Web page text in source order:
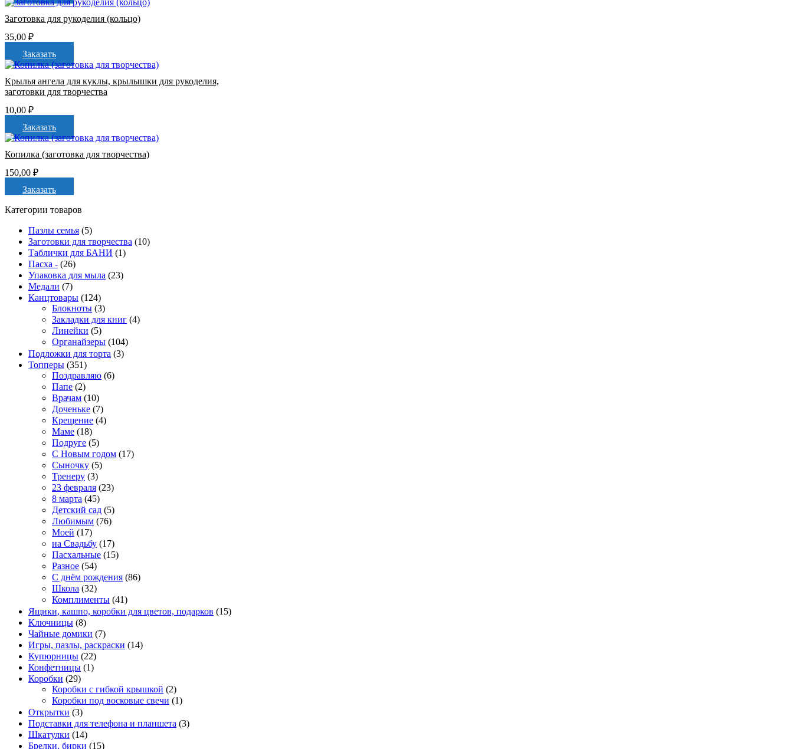
Заготовка для рукоделия (кольцо)
35,00 ₽
Заказать
Крылья ангела для куклы, крылышки для рукоделия,
заготовки для творчества
10,00 ₽
Заказать
Копилка (заготовка для творчества)
150,00 ₽
Заказать
Категории товаров
Пазлы семья (5)
Заготовки для творчества (10)
Таблички для БАНИ (1)
Пасха - (26)
Упаковка для мыла (23)
Медали (7)
Канцтовары (124)
Блокноты (3)
Закладки для книг (4)
Линейки (5)
Органайзеры (104)
Подложки для торта (3)
Топперы (351)
Поздравляю (6)
Папе (2)
Врачам (10)
Доченьке (7)
Крещение (4)
Маме (18)
Подруге (5)
С Новым годом (17)
Сыночку (5)
Тренеру (3)
23 февраля (23)
8 марта (45)
Детский сад (5)
Любимым (76)
Моей (17)
на Свадьбу (17)
Пасхальные (15)
Разное (54)
С днём рождения (86)
Школа (32)
Комплименты (41)
Ящики, кашпо, коробки для цветов, подарков (15)
Ключницы (8)
Чайные домики (7)
Игры, пазлы, раскраски (14)
Купюрницы (22)
Конфетницы (1)
Коробки (29)
Коробки с гибкой крышкой (2)
Коробки под восковые свечи (1)
Открытки (3)
Подставки для телефона и планшета (3)
Шкатулки (14)
Брелки, бирки (15)